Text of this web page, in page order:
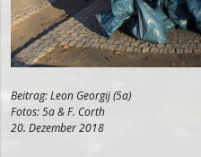
Beitrag: Leon Georgij (5a)
Fotos: 5a & F. Corth
20. Dezember 2018